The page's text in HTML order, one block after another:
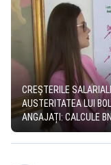
CREȘTERILE
AUSTERITATEA LUI
ANGAJAȚI: CALCULE